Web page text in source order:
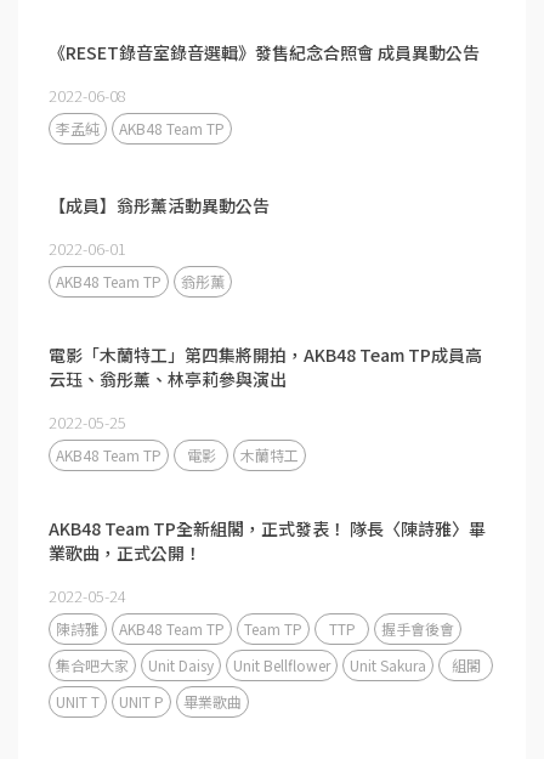
《RESET錄音室錄音選輯》發售紀念合照會 成員異動公告
2022-06-08
李孟純 AKB48 Team TP
【成員】翁彤薰活動異動公告
2022-06-01
AKB48 Team TP 翁彤薰
電影「木蘭特工」第四集將開拍，AKB48 Team TP成員⁣高
云珏、翁彤薰、林亭莉參與演出
2022-05-25
AKB48 Team TP 電影 木蘭特工
AKB48 Team TP全新組閣，正式發表！ 隊長〈陳詩雅〉畢
業歌曲，正式公開！
2022-05-24
陳詩雅 AKB48 Team TP Team TP TTP
握手會後會
集合吧大家
Unit Daisy Unit Bellflower Unit Sakura
組閣
UNIT T
UNIT P 畢業歌曲